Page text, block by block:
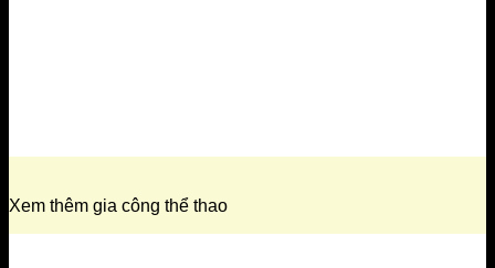
Xem thêm gia công thể thao